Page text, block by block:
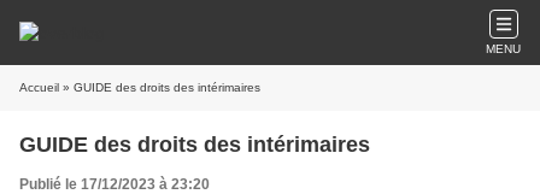
MENU
Accueil » GUIDE des droits des intérimaires
GUIDE des droits des intérimaires
Publié le 17/12/2023 à 23:20